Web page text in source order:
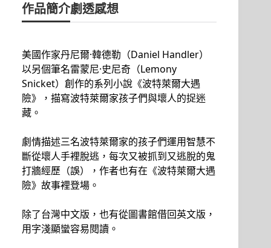
作品簡介劇透感想
美國作家丹尼爾·韓德勒（Daniel Handler）
以另個筆名雷蒙尼·史尼奇（Lemony
Snicket）創作的系列小說《波特萊爾大遇
險》，描寫波特萊爾家孩子們與壞人的捉迷
藏。
劇情描述三名波特萊爾家的孩子們運用智慧不
斷從壞人手裡脫逃，每次又被抓到又逃脫的鬼
打牆經歷（誤），作者也有在《波特萊爾大遇
險》故事裡登場。
除了台灣中文版，也有從圖書館借回英文版，
用字淺顯蠻容易閱讀。